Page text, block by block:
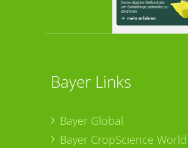
Bayer Links
Bayer Global
Bayer CropScience World